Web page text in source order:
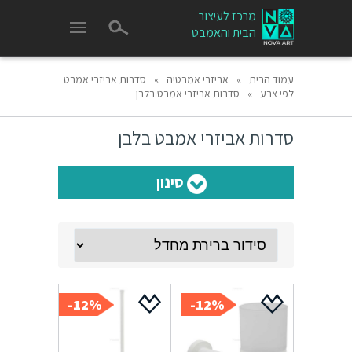
מרכז לעיצוב
הבית והאמבט
עמוד הבית » אביזרי אמבטיה »
סדרות אביזרי אמבט
לפי צבע » סדרות אביזרי אמבט בלבן
סדרות אביזרי אמבט בלבן
סינון
12%-
12%-